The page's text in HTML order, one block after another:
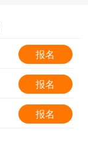
报名
报名
报名
报名
报名
报名
报名
报名
报名